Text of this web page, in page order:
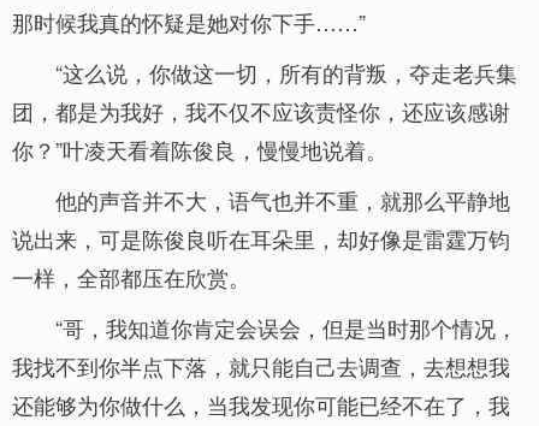
那时候我真的怀疑是她对你下手……”
“这么说，你做这一切，所有的背叛，夺走老兵集
团，都是为我好，我不仅不应该责怪你，还应该感谢
你？”叶凌天看着陈俊良，慢慢地说着。
他的声音并不大，语气也并不重，就那么平静地
说出来，可是陈俊良听在耳朵里，却好像是雷霆万钧
一样，全部都压在欣赏。
“哥，我知道你肯定会误会，但是当时那个情况，
我找不到你半点下落，就只能自己去调查，去想想我
还能够为你做什么，当我发现你可能已经不在了，我